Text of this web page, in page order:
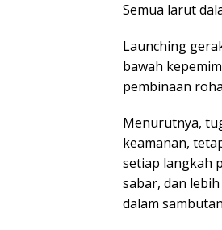
Semua larut
Launching
bawah
pembinaan
Menurutnya,
keamanan,
setiap langkah
sabar, dan
dalam